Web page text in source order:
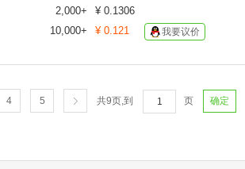
2,000+ ¥ 0.1306
10,000+ ¥ 0.121 我要议价
4 5 共9页,到 页 确定